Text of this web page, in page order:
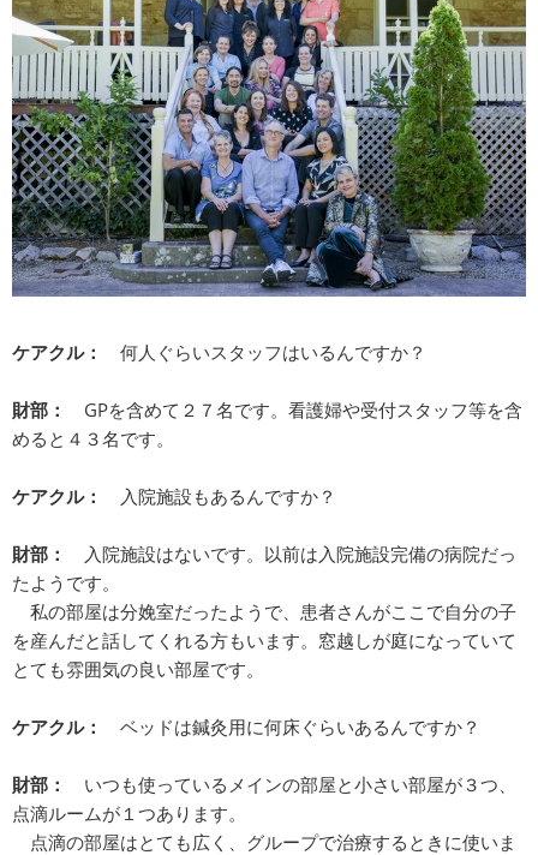
ケアクル： 何人ぐらいスタッフはいるんですか？
財部：
GPを含めて２７名です。看護婦や受付スタッフ等を含
めると４３名です。
ケアクル： 入院施設もあるんですか？
財部：
入院施設はないです。以前は入院施設完備の病院だっ
たようです。
私の部屋は分娩室だったようで、患者さんがここで自分の子
を産んだと話してくれる方もいます。窓越しが庭になっていて
とても雰囲気の良い部屋です。
ケアクル： ベッドは鍼灸用に何床ぐらいあるんですか？
財部：
いつも使っているメインの部屋と小さい部屋が３つ、
点滴ルームが１つあります。
点滴の部屋はとても広く、グループで治療するときに使いま